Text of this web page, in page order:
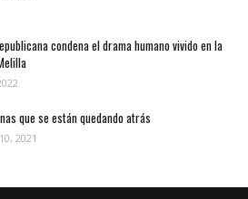
condena el drama humano vivido en la
que se están quedando atrás
2021